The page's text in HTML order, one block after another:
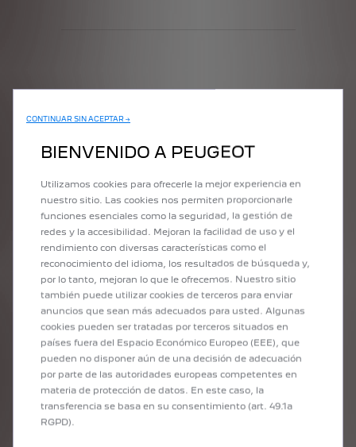
ANTERIOR
CONTINUAR SIN ACEPTAR →
BIENVENIDO A PEUGEOT
Utilizamos cookies para ofrecerle la mejor experiencia en
nuestro sitio. Las cookies nos permiten proporcionarle
funciones esenciales como la seguridad, la gestión de
redes y la accesibilidad. Mejoran la facilidad de uso y el
rendimiento con diversas características como el
reconocimiento del idioma, los resultados de búsqueda y,
por lo tanto, mejoran lo que le ofrecemos. Nuestro sitio
también puede utilizar cookies de terceros para enviar
anuncios que sean más adecuados para usted. Algunas
cookies pueden ser tratadas por terceros situados en
países fuera del Espacio Económico Europeo (EEE), que
pueden no disponer aún de una decisión de adecuación
por parte de las autoridades europeas competentes en
materia de protección de datos. En este caso, la
transferencia se basa en su consentimiento (art. 49.1a
RGPD).